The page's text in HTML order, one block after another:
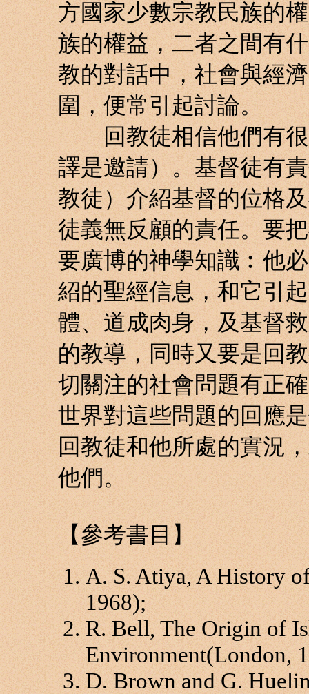
方國家少數宗教民族的
族的權益，二者之間有
教的對話中，社會與經
圍，便常引起討論。
回教徒相信他們有很
譯是邀請）。基督徒有
教徒）介紹基督的位格
徒義無反顧的責任。要
要廣博的神學知識︰他
紹的聖經信息，和它引
體、道成肉身，及基督
的教導，同時又要是回
切關注的社會問題有正
世界對這些問題的回應
回教徒和他所處的實況
他們。
【參考書目】
A. S. Atiya, A History
1968);
R. Bell, The Origin of
Environment(London,
D. Brown and G.